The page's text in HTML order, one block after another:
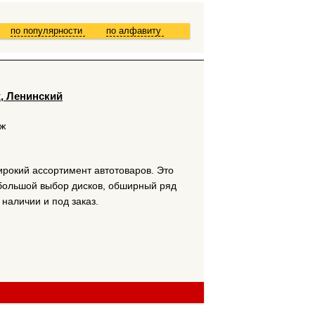
по алфавиту
по популярности
Ленинский
ассортимент автотоваров. Это
выбор дисков, обширный ряд
и под заказ.